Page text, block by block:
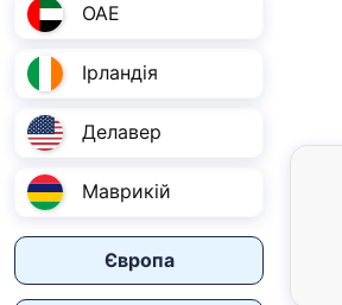
ОАЕ
Ірландія
Делавер
Маврикій
Європа